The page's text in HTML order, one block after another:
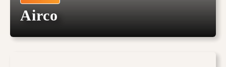
Airco